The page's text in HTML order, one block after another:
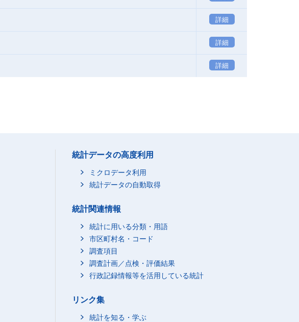
詳細
詳細
詳細
統計データの高度利用
ミクロデータ利用
統計データの自動取得
統計関連情報
統計に用いる分類・用語
市区町村名・コード
調査項目
調査計画／点検・評価結果
行政記録情報等を活用している統計
リンク集
統計を知る・学ぶ